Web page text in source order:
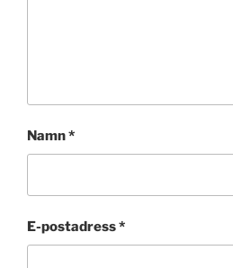
Namn*
E-postadress*